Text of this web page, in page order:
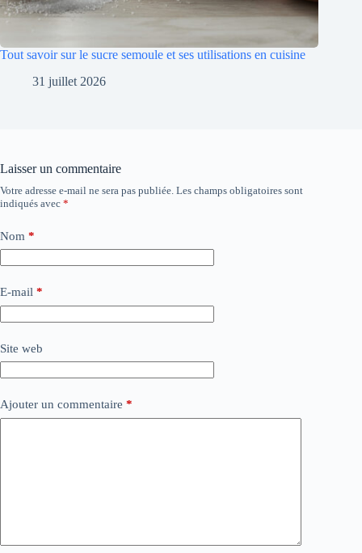
Tout savoir sur le sucre semoule et ses utilisations en cuisine
31 juillet 2026
Laisser un commentaire
Votre adresse e-mail ne sera pas publiée. Les champs obligatoires sont
indiqués avec *
Nom *
E-mail *
Site web
Ajouter un commentaire *